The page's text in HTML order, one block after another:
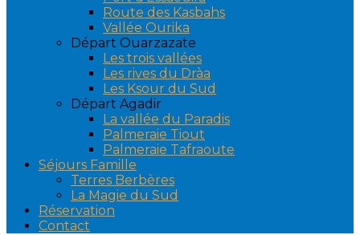
Route des Kasbahs
Vallée Ourika
Départ Ouarzazate
Les trois vallées
Les rives du Dràa
Les Ksour du Sud
Départ Agadir
La vallée du Paradis
Palmeraie Tiout
Palmeraie Tafraoute
Séjours Famille
Terres Berbères
La Magie du Sud
Réservation
Contact